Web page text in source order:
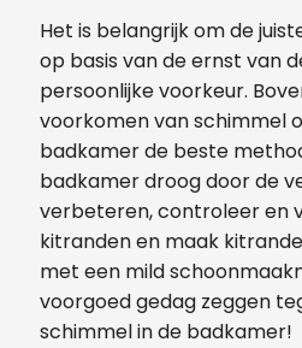
Het is belangrijk om de
op basis van de ernst van
persoonlijke voorkeur.
voorkomen van schimmel
badkamer de beste
badkamer droog door de
verbeteren, controleer en
kitranden en maak
met een mild
voorgoed gedag zeggen
schimmel in de badkamer!